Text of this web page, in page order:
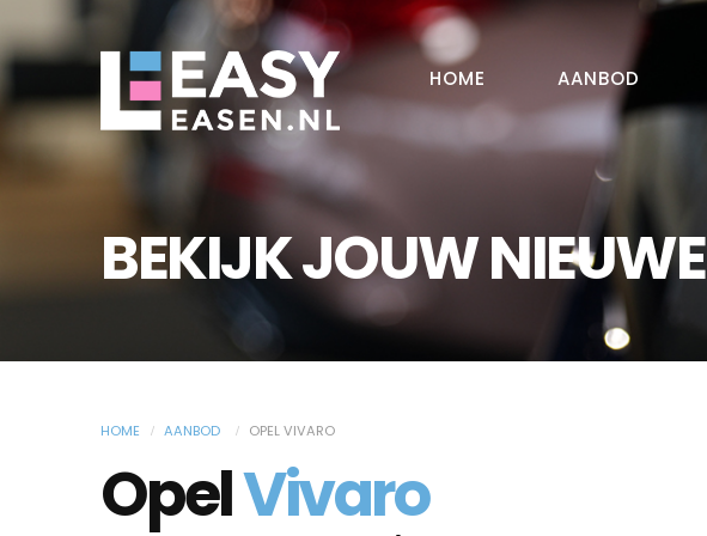
HOME AANBOD
BEKIJK JOUW NIEUWE
HOME AANBOD OPEL VIVARO
OpelVivaro